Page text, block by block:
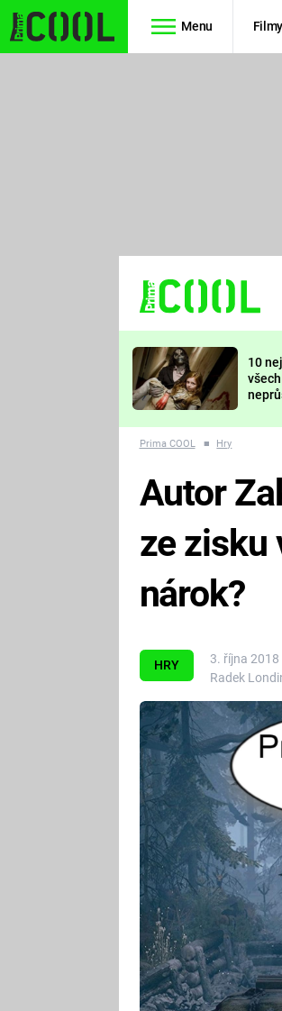
Menu Filmy
TŘESKU
FUTURAMA
10
Prima COOL ■ Hry
HRY
3. října 2018
Radek
Autor
ze zisku
nárok?